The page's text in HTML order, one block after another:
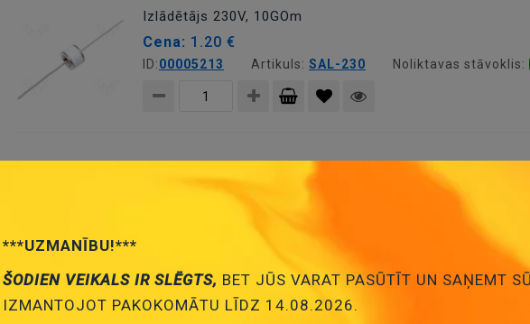
Izlādētājs 230V, 10GOm
Cena: 1.20 €
ID:00005213 Artikuls: SAL-230 Noliktavas stāvoklis:
grozam
1.37 €
Pievienot
grozam
***UZMANĪBU!***
ŠODIEN VEIKALS IR SLĒGTS, BET JŪS VARAT PASŪTĪT UN SAŅEMT
IZMANTOJOT PAKOKOMĀTU LĪDZ 14.08.2026.